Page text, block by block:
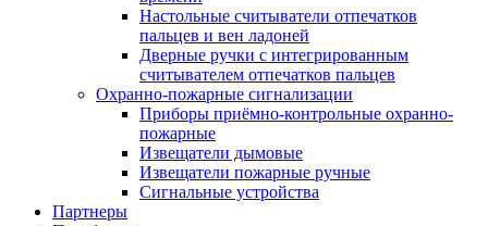
Настольные считыватели отпечатков
пальцев и вен ладоней
Дверные ручки с интегрированным
считывателем отпечатков пальцев
Охранно-пожарные сигнализации
Приборы приёмно-контрольные охранно-
пожарные
Извещатели дымовые
Извещатели пожарные ручные
Сигнальные устройства
Партнеры